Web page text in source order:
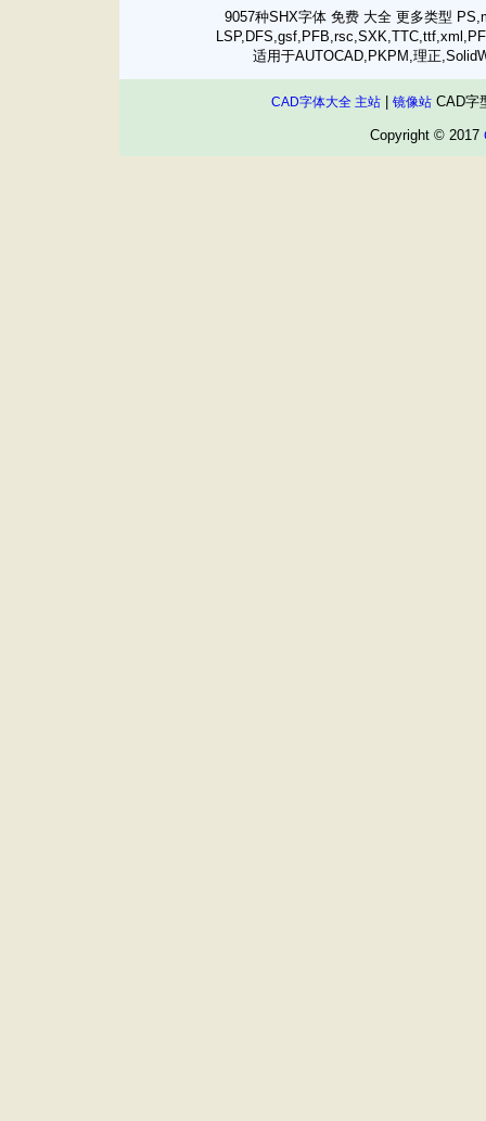
9057种SHX字体 免费 大全 更多类型
适用于AUTOCAD,PKPM,理正
CAD字体大全 主站| 镜像站CAD字
Copyright © 2017